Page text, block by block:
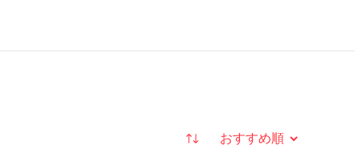
並び替え